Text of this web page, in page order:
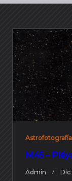
Astrofotografía
M45 –
Admin Dic